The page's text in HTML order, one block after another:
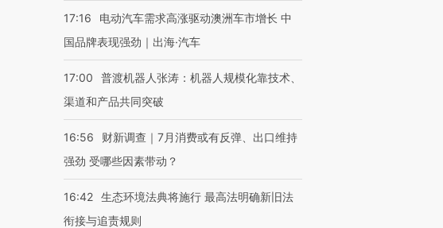
17:16
电动汽车需求高涨驱动澳洲车市增长 中
国品牌表现强劲｜出海·汽车
17:00
普渡机器人张涛：机器人规模化靠技术、
渠道和产品共同突破
16:56
财新调查｜7月消费或有反弹、出口维持
强劲 受哪些因素带动？
16:42 生态环境法典将施行 最高法明确新旧法
衔接与追责规则